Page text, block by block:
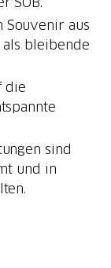
Souvenir aus
bleibende
die
sind
und in